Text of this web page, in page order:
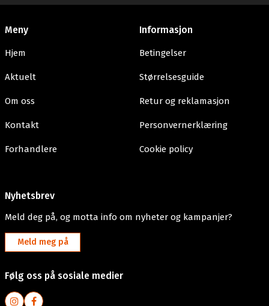
Meny
Hjem
Aktuelt
Om oss
Kontakt
Forhandlere
Informasjon
Betingelser
Størrelsesguide
Retur og reklamasjon
Personvernerklæring
Cookie policy
Nyhetsbrev
Meld deg på, og motta info om nyheter og kampanjer?
Meld meg på
Følg oss på sosiale medier